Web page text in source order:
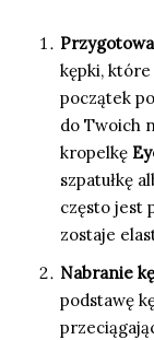
kępki, które
początek
do Twoich
kropelkę
szpatułkę
często jest
zostaje
Nabranie
podstawę